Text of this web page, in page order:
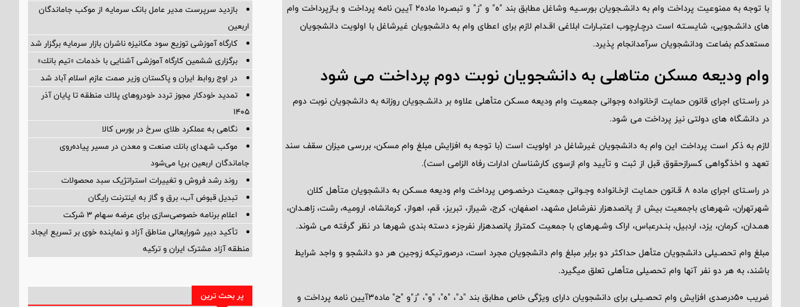
با توجه به ممنوعیت پرداخت وام به دانشـجویان بورسـیه وشاغل مطابق بند "ه" و "ز" و تبصـره1 ماده2 آیین نامه پرداخت و بـازپرداخت وام
های دانشـجویی، شایسـته است درچـارچوب اعتبـارات ابلاغی اقـدام لازم برای اعطای وام به دانشجویان غیرشاغل با اولویت دانشجویان
مستعدکم بضاعت ودانشجویان سرآمدانجام پذیرد.
وام ودیعه مسکن متاهلی به دانشجویان نوبت دوم پرداخت می شود
در راسـتای اجرای قانون حمایت ازخانواده وجوانی جمعیت وام ودیعه مسـکن متأهلی علاوه بر دانشـجویان روزانه به دانشجویان نوبت دوم
در دانشـگاه های دولتی نیز پرداخت می شود.
لازم به ذکر است پرداخت این وام به دانشجویان غیرشاغل در اولویت است (با توجه به افزایش مبلغ وام مسکن، بررسی میزان سقف سند
تعهد و اخذگواهی کسرازحقوق قبل از ثبت و تأیید وام ازسوی کارشناسان ادارات رفاه الزامی است).
در راسـتای اجرای ماده 8 قـانون حمـایت ازخـانواده وجـوانی جمعیت درخصـوص پرداخت وام ودیعه مسـکن به دانشجویان متأهل کلان
شهرتهران، شهرهای باجمعیت بیش از پانصدهزار نفرشامل مشهد، اصفهان، کرج، شیراز، تبریز، قم، اهواز، کرمانشاه، ارومیه، رشت، زاهـدان،
همـدان، کرمان، یزد، اردبیل، بنـدرعباس، اراک وشـهرهای با جمعیت کمتراز پانصدهزار نفرجزء دسته بندی شهرها در نظر گرفته می شوند.
مبلغ وام تحصـیلی دانشجویان متأهل حداکثر دو برابر مبلغ وام دانشجویان مجرد است، درصورتیکه زوجین هر دو دانشجو و واجد شرایط
باشند، به هر دو نفر آنها وام تحصیلی متأهلی تعلق میگیرد.
ضریب 50درصدی افزایش وام تحصـیلی برای دانشجویان دارای ویژگی خاص مطابق بند "د"، "ه"، "و"، "ز"و "ح" ماده3آیین نامه پرداخت و
بازدید سرپرست مدیر عامل بانک سرمایه از موکب جاماندگان
اربعین
کارگاه آموزشی توزیع سود مکانیزه ناشران بازار سرمایه برگزار شد
برگزاری ششمین كارگاه آموزشی آشنایی با خدمات «تیم بانك»
در اوج روابط ایران و پاکستان وزیر صمت عازم اسلام آباد شد
تمدید خودكار مجوز تردد خودروهای پلاك منطقه تا پایان آذر
۱۴۰۵
نگاهی به عملکرد طلای سرخ در بورس کالا
موكب شهدای بانك صنعت و معدن در مسیر پیاده‌روی
جاماندگان اربعین برپا می‌شود
روند رشد فروش و تغییرات استراتژیک سبد محصولات
تبدیل قبوض آب، برق و گاز به اینترنت رایگان
اعلام برنامه خصوصی‌سازی برای عرضه سهام ۳ شرکت
تأکید دبیر شورایعالی مناطق آزاد و نماینده خوی بر تسریع ایجاد
منطقه آزاد مشترک ایران و ترکیه
پر بحث ترین